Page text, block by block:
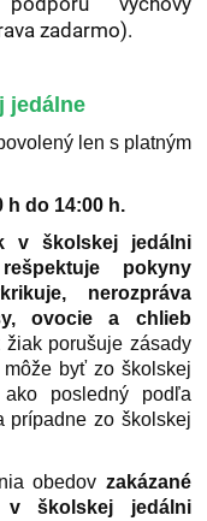
zadarmo).
jedálne
len s platným
h do 14:00 h.
v školskej jedálni
pokyny
nerozpráva
ovocie a chlieb
žiak porušuje zásady
byť zo školskej
posledný podľa
prípadne zo školskej
obedov zakázané
školskej jedálni